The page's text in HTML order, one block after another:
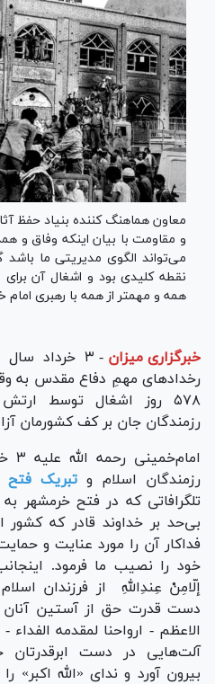
معاون هماهنگ کننده بنیاد حفظ
و مقاومت با بیان اینکه وفاق و
می‌تواند الگوی مدیریتی ما
نقطه کلیدی بود و اشغال آن برای
همه و مهمتر از همه با رهبری
خبرگزاری میزان -
رخداد‌های مهمِ دفاع مقدس به
۵۷۸ روز اشغال توسط
رزمندگان جان بر کف کشورمان
رزمندگان اسلام و تبریک فتح
تلگرافاتی که در فتح خرمشهر
بی‌حد بر خداوند قادر که کشور
فداکار آن را مورد عنایت و
خود را نصیب ما فرمود.
إلّامِنْ عِندِاللهِ از فرزندان
دست قدرت حق از آستین آنان
الاعظم - ارواحنا لمقدمه
آلت‌هایی در دست ابرقدرتان
بیرون آورد و ندای «الله اکبر»